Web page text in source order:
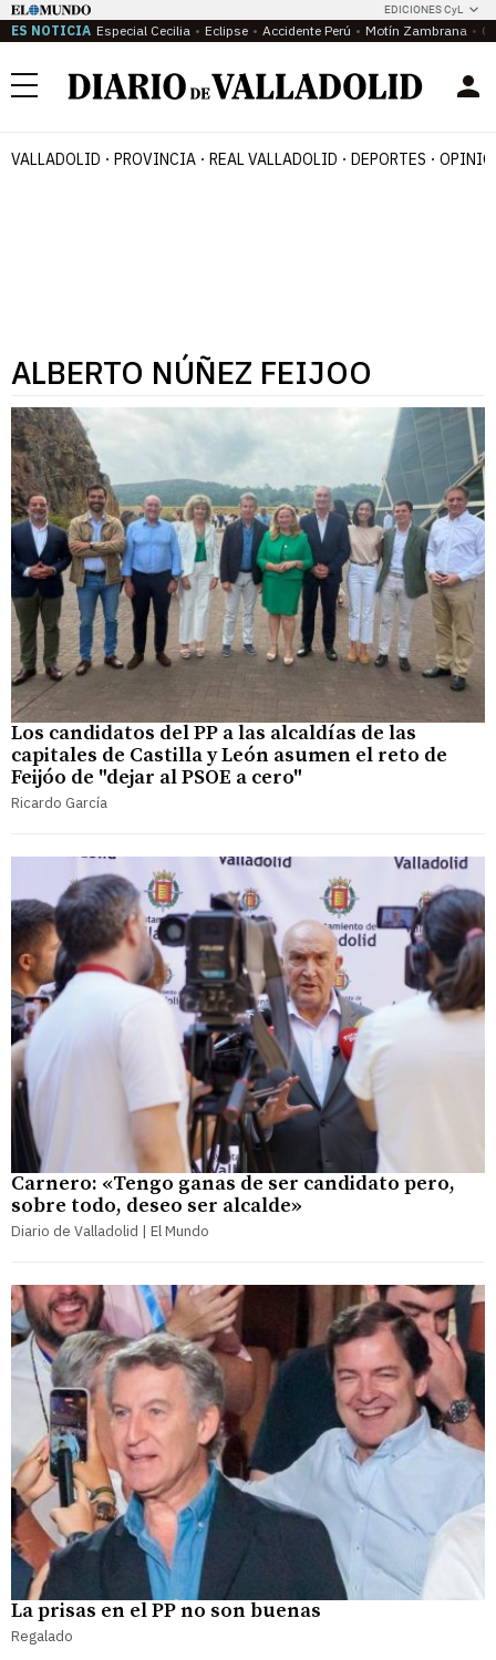
EDICIONES CyL
ES NOTICIA Especial Cecilia Eclipse Accidente Perú Motín Zambrana
Menú
VALLADOLID PROVINCIA REAL VALLADOLID DEPORTES
ALBERTO NÚÑEZ FEIJOO
Los candidatos del PP a las alcaldías de las
capitales de Castilla y León asumen el reto de
Feijóo de "dejar al PSOE a cero"
Ricardo García
Carnero: «Tengo ganas de ser candidato pero,
sobre todo, deseo ser alcalde»
Diario de Valladolid | El Mundo
La prisas en el PP no son buenas
Regalado